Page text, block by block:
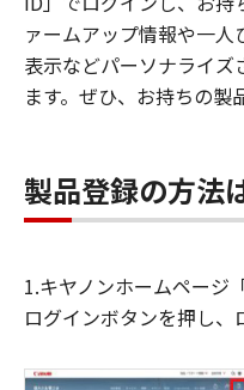
ァームアップ情報や一
表示などパーソナライズ
ます。ぜひ、お持ちの製
製品登録の方法
1.キヤノンホームページ
ログインボタンを押し